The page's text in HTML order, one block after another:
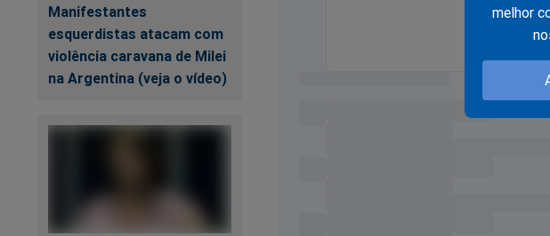
melhor
Manifestantes
esquerdistas atacam com
violência caravana de Milei
na Argentina (veja o vídeo)